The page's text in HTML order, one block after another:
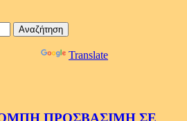
Translate
ΠΡΟΣΒΑΣΙΜΗ ΣΕ